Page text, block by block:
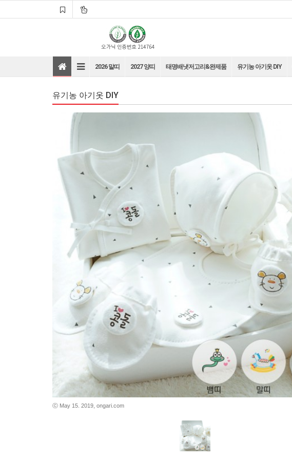
바로가기
바로가기
바로가기
2026 말띠 2027 양띠 태명배냇저고리&완제품 유기농 아기옷 DIY
유기농 아기옷 DIY
ⓒ May 15. 2019, ongari.com